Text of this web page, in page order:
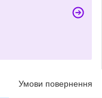
Умови повернення